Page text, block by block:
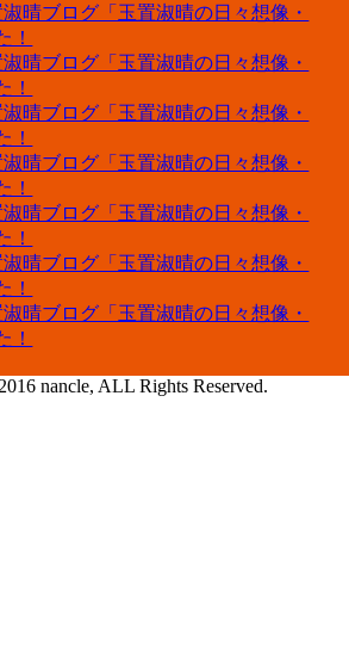
ブログ「玉置淑晴の日々想像・
！
ブログ「玉置淑晴の日々想像・
！
ブログ「玉置淑晴の日々想像・
！
ブログ「玉置淑晴の日々想像・
！
ブログ「玉置淑晴の日々想像・
！
ブログ「玉置淑晴の日々想像・
！
ブログ「玉置淑晴の日々想像・
！
nancle, ALL Rights Reserved.